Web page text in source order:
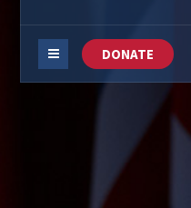
DONATE